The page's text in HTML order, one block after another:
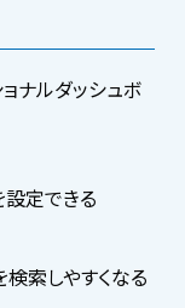
ナルダッシュボ
設定できる
索しやすくなる